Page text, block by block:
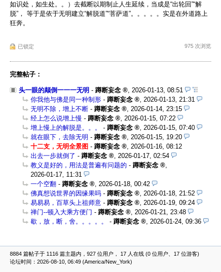
如识处，如生处。。）去截断以期制止人生延续，当成是“出轮回”“解
脱”， 等于是依于无明建立“解脱道”“菩萨道”。。。。。实是在外道路上
狂奔。
已锁定 975 次浏览
完整帖子：
头一眼的颠倒一一一无明 - 蹲断妄念
2026-01-13, 08:51
你我他与佛是同一种制形 - 蹲断妄念
2026-01-13, 21:31
无明不除，增上不断 - 蹲断妄念
2026-01-14, 23:15
经上怎么说增上慢 - 蹲断妄念
2026-01-15, 07:22
增上慢上的解脱是。。。
- 蹲断妄念
2026-01-15, 07:40
就在眼下，去除无明 - 蹲断妄念
2026-01-15, 19:20
十二支，无明全景图 - 蹲断妄念
2026-01-16, 08:12
出去一步就倒了 - 蹲断妄念
2026-01-17, 02:54
教义是好的，用法是普遍有问题的 - 蹲断妄念
2026-01-17, 11:31
一个空翻 - 蹲断妄念
2026-01-18, 00:42
佛真想说世界的因缘果吗 - 蹲断妄念
2026-01-18, 21:52
易易易，百草头上祖师意 - 蹲断妄念
2026-01-19, 09:24
禅门--顿入大乘方便门 - 蹲断妄念
2026-01-21, 23:48
歇，放，断，舍。。。。。
- 蹲断妄念 2026-01-24, 09:36
8884 篇帖子于 1116 篇主题内，927 位用户， 17 人在线 (0 位用户、17 位游客)
论坛时间：2026-08-10, 06:49 (America/New_York)